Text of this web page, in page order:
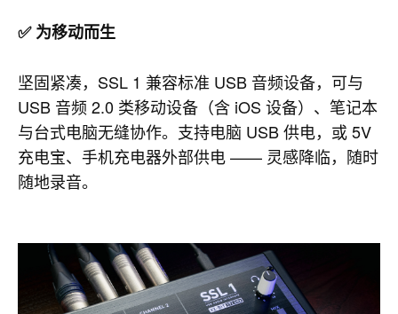
✅ 为移动而生
坚固紧凑，SSL 1 兼容标准 USB 音频设备，可与
USB 音频 2.0 类移动设备（含 iOS 设备）、笔记本
与台式电脑无缝协作。支持电脑 USB 供电，或 5V
充电宝、手机充电器外部供电 —— 灵感降临，随时
随地录音。